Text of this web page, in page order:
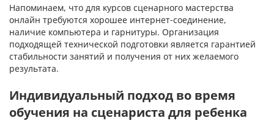
Напоминаем, что для курсов сценарного мастерства
онлайн требуются хорошее интернет-соединение,
наличие компьютера и гарнитуры. Организация
подходящей технической подготовки является гарантией
стабильности занятий и получения от них желаемого
результата.
Индивидуальный подход во время
обучения на сценариста для ребенка